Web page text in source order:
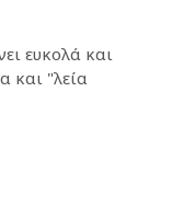
ευκολά και
και "λεία